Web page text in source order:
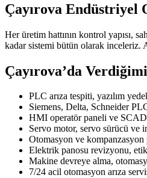
Çayırova Endüstriyel
Her üretim hattının kontrol yapısı,
kadar sistemi bütün olarak inceleriz.
Çayırova’da
PLC arıza tespiti, yazılım
Siemens, Delta, Schneider
HMI operatör paneli ve
Servo motor, servo sürücü ve
Otomasyon ve kompanzasyon
Elektrik panosu revizyonu,
Makine devreye alma,
7/24 acil otomasyon arıza